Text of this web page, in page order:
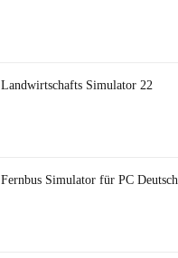
Landwirtschafts Simulator 22
Fernbus Simulator für PC Deutsch